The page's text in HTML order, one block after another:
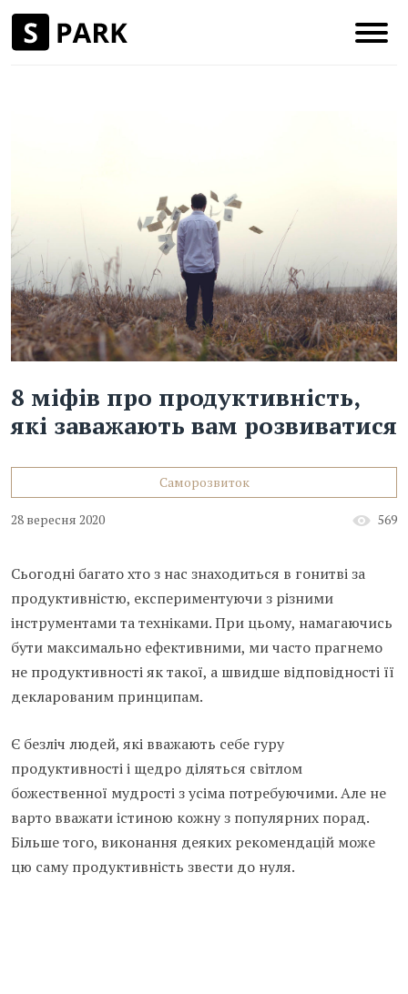
8 міфів про продуктивність,
які заважають вам розвиватися
Саморозвиток
28 вересня 2020 569
Сьогодні багато хто з нас знаходиться в гонитві за
продуктивністю, експериментуючи з різними
інструментами та техніками. При цьому, намагаючись
бути максимально ефективними, ми часто прагнемо
не продуктивності як такої, а швидше відповідності її
декларованим принципам.
Є безліч людей, які вважають себе гуру
продуктивності і щедро діляться світлом
божественної мудрості з усіма потребуючими. Але не
варто вважати істиною кожну з популярних порад.
Більше того, виконання деяких рекомендацій може
цю саму продуктивність звести до нуля.